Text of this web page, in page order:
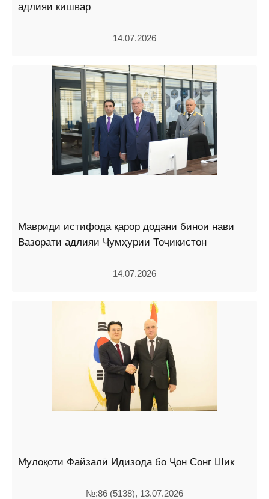
адлияи кишвар
14.07.2026
Мавриди истифода қарор додани бинои нави
Вазорати адлияи Ҷумҳурии Тоҷикистон
14.07.2026
Мулоқоти Файзалӣ Идизода бо Ҷон Сонг Шик
№:86 (5138), 13.07.2026